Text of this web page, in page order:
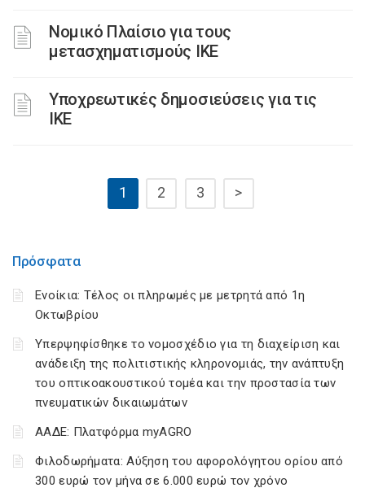
Νομικό Πλαίσιο για τους
μετασχηματισμούς ΙΚΕ
Υποχρεωτικές δημοσιεύσεις για τις
ΙΚΕ
1 2 3 >
Πρόσφατα
Ενοίκια: Τέλος οι πληρωμές με μετρητά από 1η
Οκτωβρίου
Υπερψηφίσθηκε το νομοσχέδιο για τη διαχείριση και
ανάδειξη της πολιτιστικής κληρονομιάς, την ανάπτυξη
του οπτικοακουστικού τομέα και την προστασία των
πνευματικών δικαιωμάτων
ΑΑΔΕ: Πλατφόρμα myAGRO
Φιλοδωρήματα: Αύξηση του αφορολόγητου ορίου από
300 ευρώ τον μήνα σε 6.000 ευρώ τον χρόνο